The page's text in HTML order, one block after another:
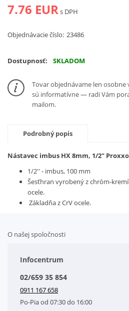
7.76 EURs DPH
Objednávacie číslo: 23486
Dostupnosť: SKLADOM
Tovar objednávame len
sú informatívne — radi Vám
mailom.
Podrobný popis
Nástavec imbus HX 8mm, 1/2"
1/2'' - imbus, 100 mm
Šesťhran vyrobený z chróm-
ocele.
Základňa z CrV ocele.
O našej spoločnosti
Obchodné podmienky
Kontakt
Letáky na stiahnutie
GDPR-Informácie o spracovaní
Infocentrum
02/659 35 854
0911 167 658
Po-Pia od 07:30 do 16:00